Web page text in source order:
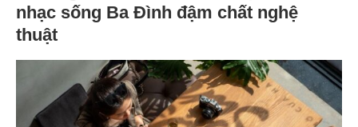
nhạc sống Ba Đình đậm chất nghệ
thuật